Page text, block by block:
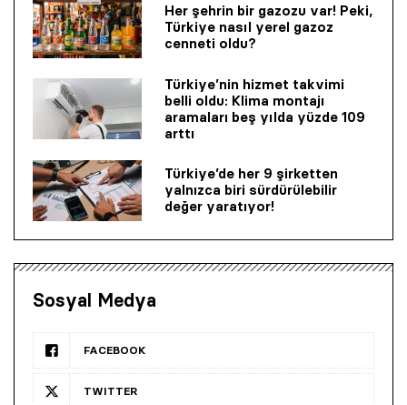
Her şehrin bir gazozu var! Peki,
Türkiye nasıl yerel gazoz
cenneti oldu?
Türkiye’nin hizmet takvimi
belli oldu: Klima montajı
aramaları beş yılda yüzde 109
arttı
Türkiye’de her 9 şirketten
yalnızca biri sürdürülebilir
değer yaratıyor!
Sosyal Medya
FACEBOOK
TWITTER